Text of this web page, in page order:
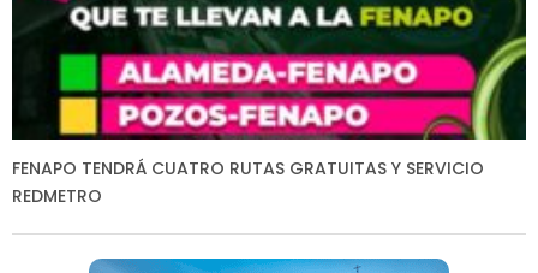
FENAPO TENDRÁ CUATRO RUTAS GRATUITAS Y SERVICIO
REDMETRO